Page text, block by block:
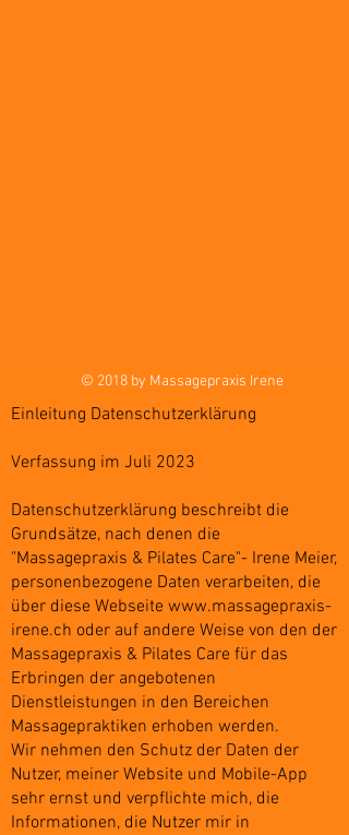
© 2018 by Massagepraxis Irene
Einleitung Datenschutzerklärung
Verfassung im Juli 2023
Datenschutzerklärung beschreibt die
Grundsätze, nach denen die
"Massagepraxis & Pilates Care"- Irene Meier,
personenbezogene Daten verarbeiten, die
über diese Webseite www.massagepraxis-
irene.ch oder auf andere Weise von den der
Massagepraxis & Pilates Care für das
Erbringen der angebotenen
Dienstleistungen in den Bereichen
Massagepraktiken erhoben werden.
Wir nehmen den Schutz der Daten der
Nutzer, meiner Website und Mobile-App
sehr ernst und verpflichte mich, die
Informationen, die Nutzer mir in